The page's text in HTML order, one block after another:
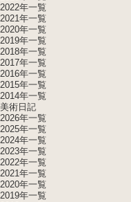
2022年一覧
2021年一覧
2020年一覧
2019年一覧
2018年一覧
2017年一覧
2016年一覧
2015年一覧
2014年一覧
美術日記
2026年一覧
2025年一覧
2024年一覧
2023年一覧
2022年一覧
2021年一覧
2020年一覧
2019年一覧